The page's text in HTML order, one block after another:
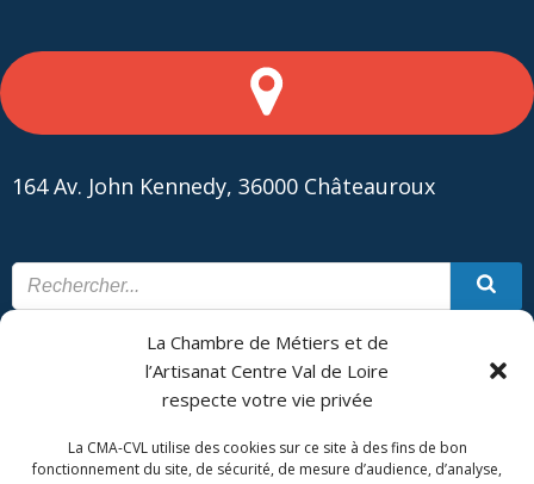
La Chambre de Métiers et de
l’Artisanat Centre Val de Loire
respecte votre vie privée
La CMA-CVL utilise des cookies sur ce site à des fins de bon
fonctionnement du site, de sécurité, de mesure d’audience, d’analyse,
164 Av. John Kennedy, 36000 Châteauroux
CONTACT PLAN DU SITE
CMA Formation - Châteauroux est géré par la Chambre de
Métiers et de l'Artisanat Centre Val de Loire.